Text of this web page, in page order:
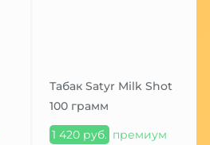
Табак Satyr Milk Shot
100 грамм
1 420 руб. премиум